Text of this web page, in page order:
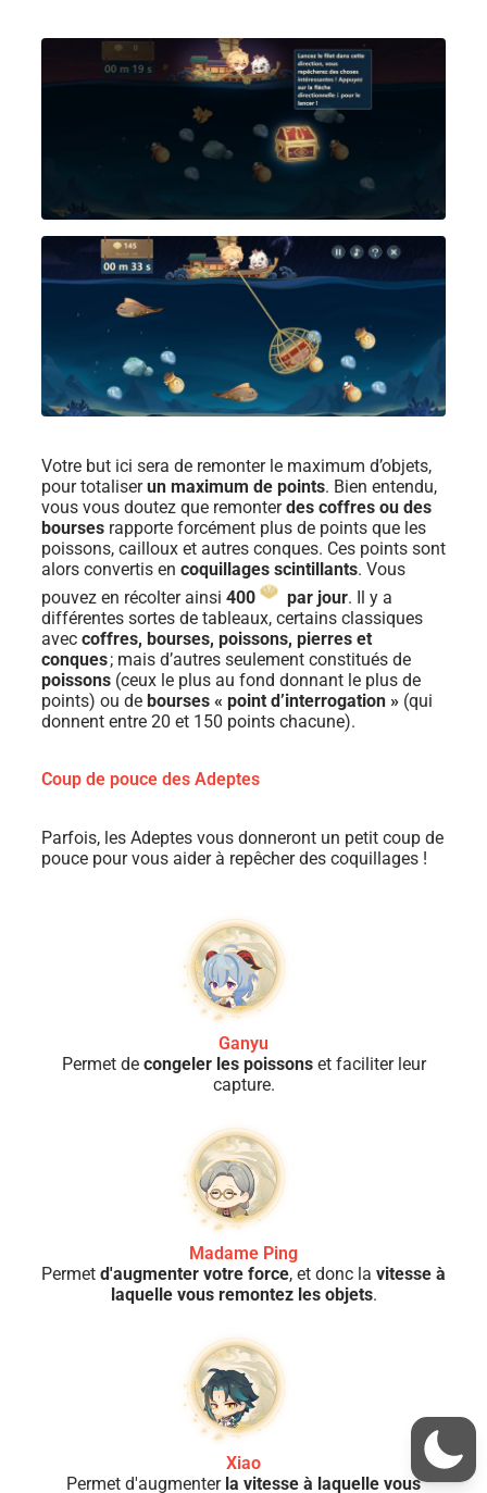
Votre but ici sera de remonter le maximum d’objets,
pour totaliserun maximum de points. Bien entendu,
vous vous doutez que remonterdes coffres ou des
bourses rapporte forcément plus de points que les
poissons, cailloux et autres conques. Ces points sont
alors convertis en coquillages scintillants. Vous
pouvez en récolter ainsi 400 par jour. Il y a
différentes sortes de tableaux, certains classiques
avec coffres, bourses, poissons, pierres et
conques; mais d’autres seulement constitués de
poissons (ceux le plus au fond donnant le plus de
points) ou de bourses « point d’interrogation » (qui
donnent entre 20 et 150 points chacune).
Coup de pouce des Adeptes
Parfois, les Adeptes vous donneront un petit coup de
pouce pour vous aider à repêcher des coquillages !
Ganyu
Permet de congeler les poissonset faciliter leur
capture.
Madame Ping
Permet d'augmenter votre force, et donc la vitesse à
laquelle vous remontez les objets.
Xiao
Permet d'augmenter la vitesse à laquelle vous